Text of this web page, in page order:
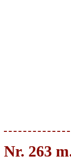
Nr. 263